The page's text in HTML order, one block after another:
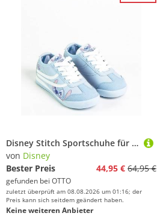
Disney Stitch Sportschuhe für Kinder Atmungsaktiv und mit rutschfester Sohle Sneaker
von Disney
Bester Preis
44,95 € 64,95 €
gefunden bei OTTO
zuletzt überprüft am 08.08.2026 um 01:16; der
Preis kann sich seitdem geändert haben.
Keine weiteren Anbieter